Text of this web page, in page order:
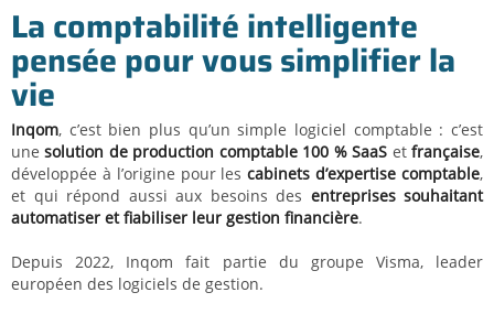
La comptabilité intelligente
pensée pour vous simplifier la
vie
Inqom, c’est bien plus qu’un simple logiciel comptable : c’est
unesolution de production comptable 100 % SaaS etfrançaise,
développée à l’origine pour lescabinets d’expertise comptable,
et qui répond aussi aux besoins des entreprises souhaitant
automatiser et fiabiliser leur gestion financière.
Depuis 2022, Inqom fait partie du groupe Visma, leader
européen des logiciels de gestion.